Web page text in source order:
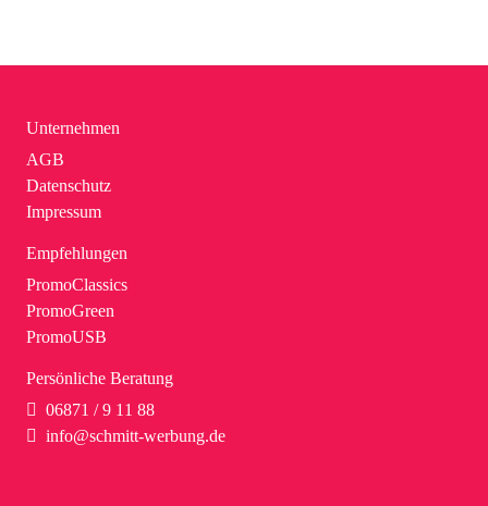
Unternehmen
AGB
Datenschutz
Impressum
Empfehlungen
PromoClassics
PromoGreen
PromoUSB
Persönliche Beratung
06871 / 9 11 88
info@schmitt-werbung.de